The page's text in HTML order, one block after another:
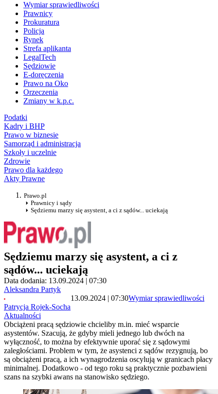
Wymiar sprawiedliwości
Prawnicy
Prokuratura
Policja
Rynek
Strefa aplikanta
LegalTech
Sędziowie
E-doręczenia
Prawo na Oko
Orzeczenia
Zmiany w k.p.c.
Podatki
Kadry i BHP
Prawo w biznesie
Samorząd i administracja
Szkoły i uczelnie
Zdrowie
Prawo dla każdego
Akty Prawne
Prawo.pl
Prawnicy i sądy
Sędziemu marzy się asystent, a ci z sądów... uciekają
Sędziemu marzy się asystent, a ci z
sądów... uciekają
Data dodania: 13.09.2024 | 07:30
Aleksandra Partyk
Patrycja Rojek-Socha
13.09.2024 | 07:30Wymiar sprawiedliwości
Aktualności
Obciążeni pracą sędziowie chcieliby m.in. mieć wsparcie
asystentów. Szacują, że gdyby mieli jednego lub dwóch na
wyłączność, to można by efektywnie uporać się z sądowymi
zaległościami. Problem w tym, że asystenci z sądów rezygnują, bo
są obciążeni pracą, a ich wynagrodzenia oscylują w granicach płacy
minimalnej. Dodatkowo - od tego roku są praktycznie pozbawieni
szans na szybki awans na stanowisko sędziego.